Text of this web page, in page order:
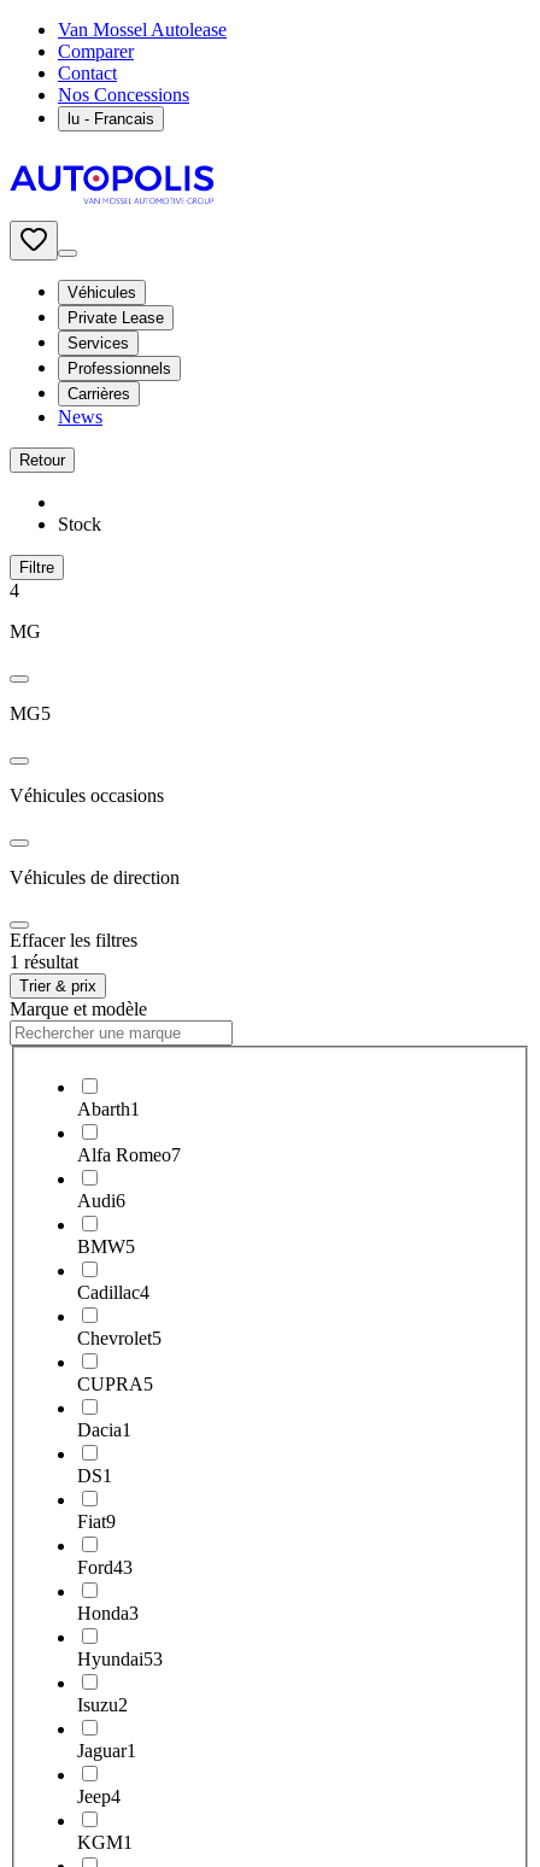
Van Mossel Autolease
Comparer
Contact
Nos Concessions
lu - Francais
Véhicules
Private Lease
Services
Professionnels
Carrières
News
Retour
Stock
Filtre
4
MG
MG5
Véhicules occasions
Véhicules de direction
Effacer les filtres
1 résultat
Trier & prix
Marque et modèle
Abarth1
Alfa Romeo7
Audi6
BMW5
Cadillac4
Chevrolet5
CUPRA5
Dacia1
DS1
Fiat9
Ford43
Honda3
Hyundai53
Isuzu2
Jaguar1
Jeep4
KGM1